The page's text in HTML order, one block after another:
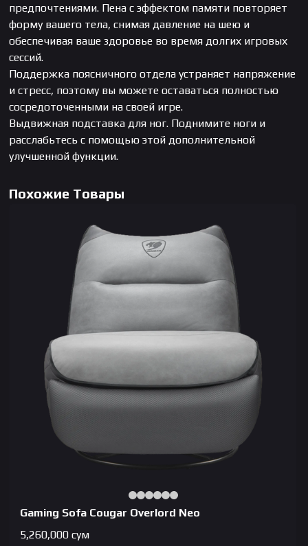
предпочтениями. Пена с эффектом памяти повторяет
форму вашего тела, снимая давление на шею и
обеспечивая ваше здоровье во время долгих игровых
сессий.
Поддержка поясничного отдела устраняет напряжение
и стресс, поэтому вы можете оставаться полностью
сосредоточенными на своей игре.
Выдвижная подставка для ног. Поднимите ноги и
расслабьтесь с помощью этой дополнительной
улучшенной функции.
Похожие Товары
Gaming Sofa Cougar Overlord Neo
5,260,000 сум